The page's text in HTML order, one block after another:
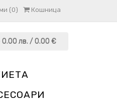
(0) Кошница
0.00 лв. / 0.00 €